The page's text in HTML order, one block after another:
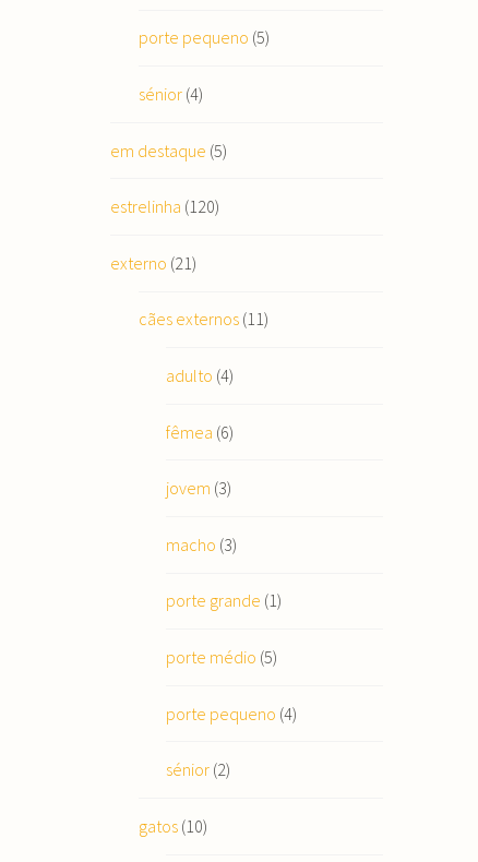
porte pequeno (5)
sénior(4)
em destaque (5)
estrelinha (120)
externo (21)
cães externos(11)
adulto (4)
fêmea (6)
jovem (3)
macho (3)
porte grande (1)
porte médio (5)
porte pequeno (4)
sénior (2)
gatos(10)